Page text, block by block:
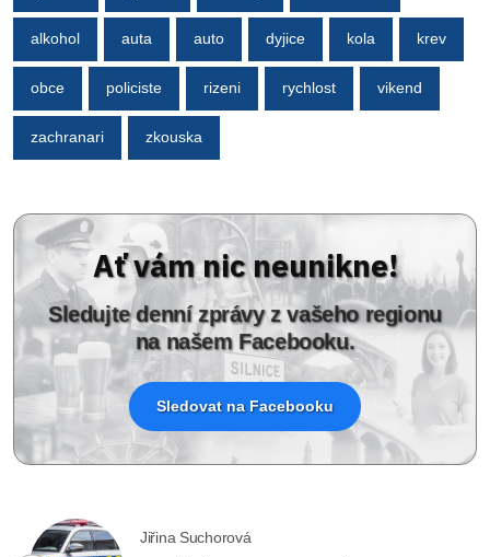
alkohol auta auto dyjice kola krev
obce policiste rizeni rychlost vikend
zachranari zkouska
Ať vám nic neunikne!
Sledujte denní zprávy z vašeho regionu
na našem Facebooku.
Sledovat na Facebooku
Jiřina Suchorová